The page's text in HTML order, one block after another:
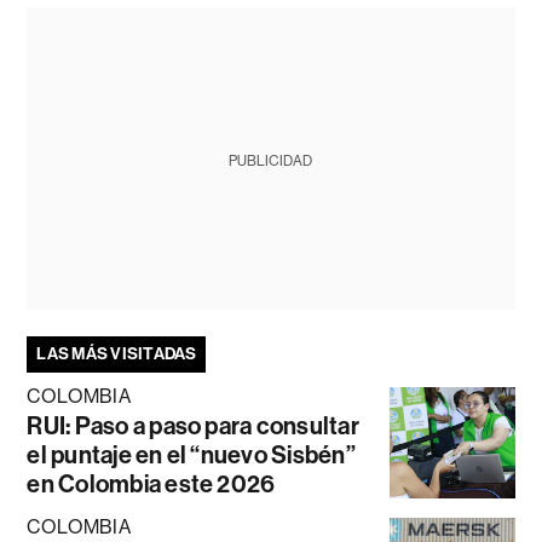
PUBLICIDAD
LAS MÁS VISITADAS
COLOMBIA
RUI: Paso a paso para consultar
el puntaje en el “nuevo Sisbén”
en Colombia este 2026
COLOMBIA